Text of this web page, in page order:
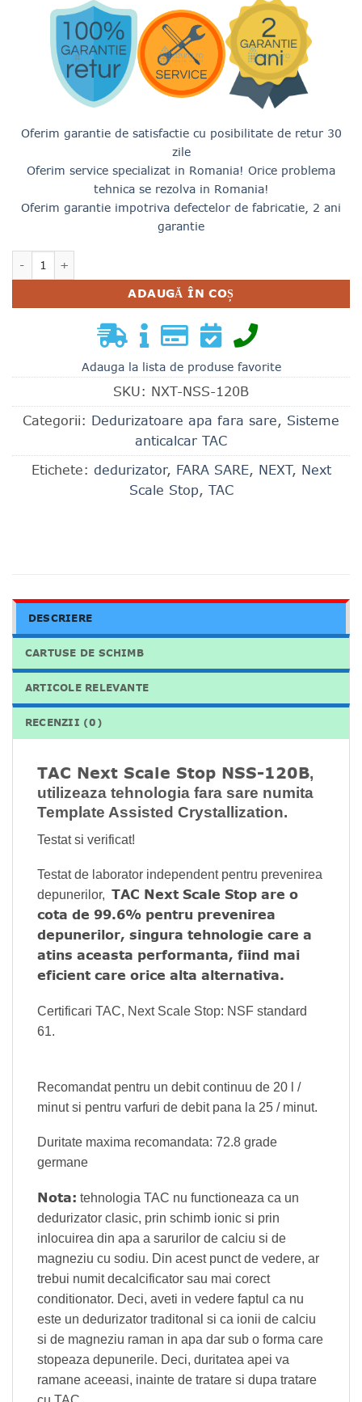
Oferim garantie de satisfactie cu posibilitate de retur 30
zile
Oferim service specializat in Romania! Orice problema
tehnica se rezolva in Romania!
Oferim garantie impotriva defectelor de fabricatie, 2 ani
garantie
Cantitate DEDURIZATOR APA FARA SARE TAC NEXT SCALE
ADAUGĂ ÎN COȘ
Adauga la lista de produse favorite
SKU: NXT-NSS-120B
Categorii: Dedurizatoare apa fara sare, Sisteme
anticalcar TAC
Etichete: dedurizator, FARA SARE, NEXT, Next
Scale Stop, TAC
DESCRIERE
CARTUSE DE SCHIMB
ARTICOLE RELEVANTE
RECENZII (0)
TAC Next Scale Stop NSS-120B,
utilizeaza tehnologia fara sare numita
Template Assisted Crystallization.
Testat si verificat!
Testat de laborator independent pentru prevenirea
depunerilor, TAC Next Scale Stop are o
cota de 99.6% pentru prevenirea
depunerilor, singura tehnologie care a
atins aceasta performanta, fiind mai
eficient care orice alta alternativa.
Certificari TAC, Next Scale Stop: NSF standard
61.
Recomandat pentru un debit continuu de 20 l /
minut si pentru varfuri de debit pana la 25 / minut.
Duritate maxima recomandata: 72.8 grade
germane
Nota: tehnologia TAC nu functioneaza ca un
dedurizator clasic, prin schimb ionic si prin
inlocuirea din apa a sarurilor de calciu si de
magneziu cu sodiu. Din acest punct de vedere, ar
trebui numit decalcificator sau mai corect
conditionator. Deci, aveti in vedere faptul ca nu
este un dedurizator traditonal si ca ionii de calciu
si de magneziu raman in apa dar sub o forma care
stopeaza depunerile. Deci, duritatea apei va
ramane aceeasi, inainte de tratare si dupa tratare